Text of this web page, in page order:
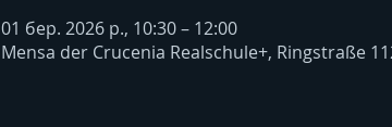
01 бер. 2026 р., 10:30 – 12:00
Mensa der Crucenia Realschule+, Ringstraße